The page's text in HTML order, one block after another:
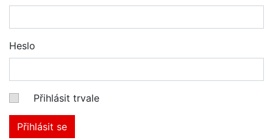
Heslo
Přihlásit trvale
Přihlásit se